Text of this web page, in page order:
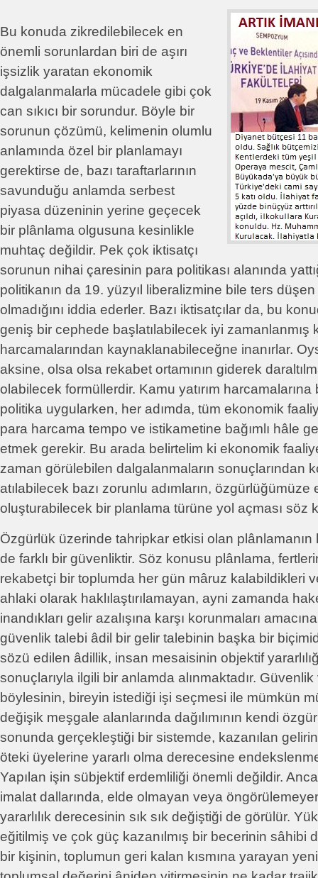
Bu konuda zikredilebilecek en
önemli sorunlardan biri de aşırı
işsizlik yaratan ekonomik
dalgalanmalarla mücadele gibi çok
can sıkıcı bir sorundur. Böyle bir
sorunun çözümü, kelimenin olumlu
anlamında özel bir planlamayı
gerektirse de, bazı taraftarlarının
savunduğu anlamda serbest
piyasa düzeninin yerine geçecek
bir plânlama olgusuna kesinlikle
muhtaç değildir. Pek çok iktisatçı
sorunun nihai çaresinin para politikası alanında
politikanın da 19. yüzyıl liberalizmine bile ters
olmadığını iddia ederler. Bazı iktisatçılar da, bu
geniş bir cephede başlatılabilecek iyi zamanlanmış
harcamalarından kaynaklanabileceğne inanırlar.
aksine, olsa olsa rekabet ortamının giderek
olabilecek formüllerdir. Kamu yatırım
politika uygularken, her adımda, tüm ekonomik
para harcama tempo ve istikametine bağımlı hâle
etmek gerekir. Bu arada belirtelim ki ekonomik
zaman görülebilen dalgalanmaların sonuçlarından
atılabilecek bazı zorunlu adımların,
oluşturabilecek bir planlama türüne yol açması söz
Özgürlük üzerinde tahripkar etkisi olan plânlamanın
de farklı bir güvenliktir. Söz konusu plânlama,
rekabetçi bir toplumda her gün mâruz kalabildikleri
ahlaki olarak haklılaştırılamayan, ayni zamanda
inandıkları gelir azalışına karşı korunmaları
güvenlik talebi âdil bir gelir talebinin başka bir
sözü edilen âdillik, insan mesaisinin objektif
sonuçlarıyla ilgili bir anlamda alınmaktadır. Güvenlik
böylesinin, bireyin istediği işi seçmesi ile mümkün
değişik meşgale alanlarında dağılımının kendi
sonunda gerçekleştiği bir sistemde, kazanılan
öteki üyelerine yararlı olma derecesine
Yapılan işin sübjektif erdemliliği önemli değildir.
imalat dallarında, elde olmayan veya
yararlılık derecesinin sık sık değiştiği de görülür.
eğitilmiş ve çok güç kazanılmış bir becerinin sâhibi
bir kişinin, toplumun geri kalan kısmına yarayan